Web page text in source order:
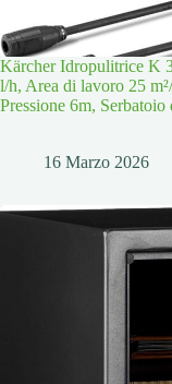
Kärcher Idropulitrice K
l/h, Area di lavoro 25
Pressione 6m, Serbatoio
16 Marzo 2026